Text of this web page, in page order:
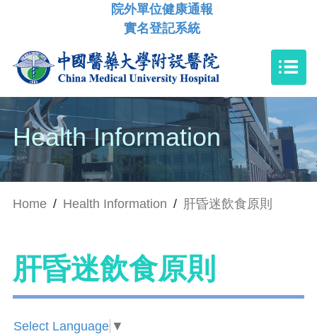
院外單位健康通報
實名登記系統
Health Information
Home / Health Information / 肝昏迷飲食原則
肝昏迷飲食原則
Select Language ▼